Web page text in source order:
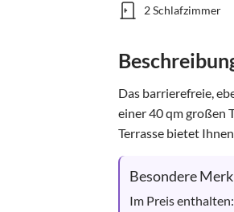
2 Schlafzimmer
Das barrierefreie,
einer 40 qm großen
Terrasse bietet
Besondere
Im Preis enthalten: